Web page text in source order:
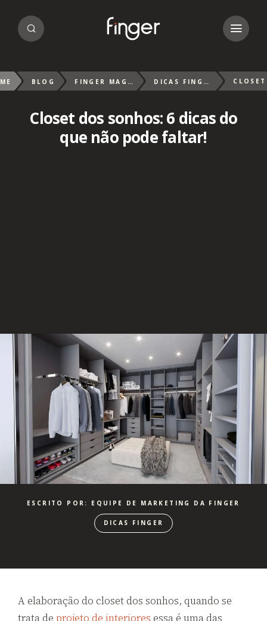
BLOG FINGER MAGAZIN DICAS FINGER
Closet dos sonhos: 6 dicas do
que não pode faltar!
ESCRITO POR: EQUIPE DE MARKETING DA FINGER
DICAS FINGER
A elaboração do closet dos sonhos, quando se
trata de projeto de interiores essa é uma das